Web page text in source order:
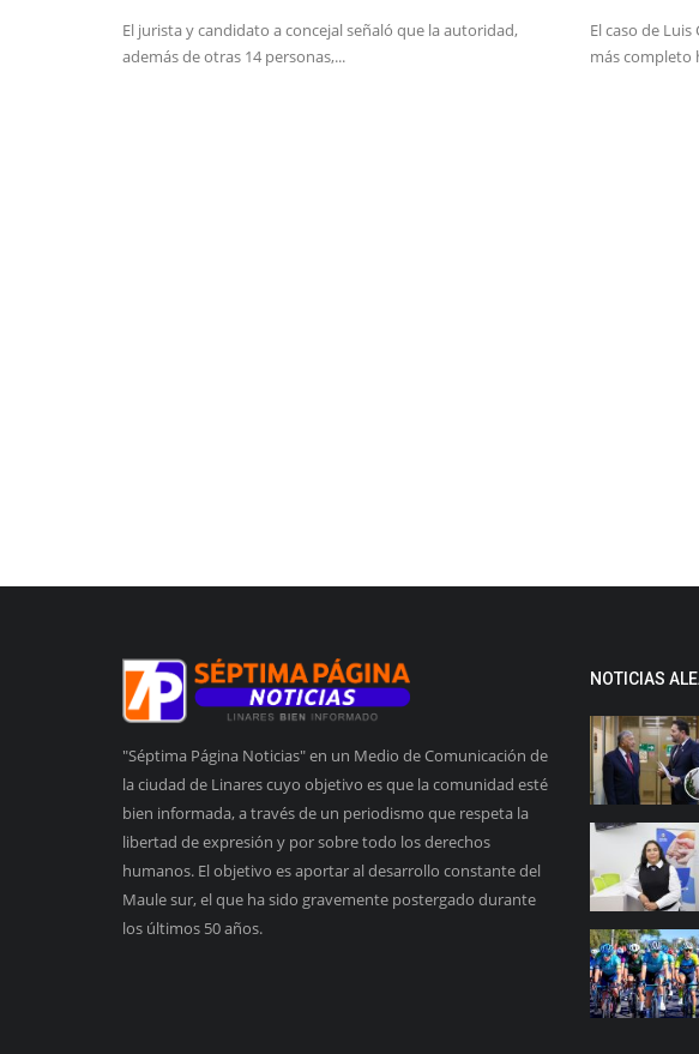
El jurista y candidato a concejal señaló que la autoridad,
además de otras 14 personas,...
El caso de
más completo
"Séptima Página Noticias" en un Medio de Comunicación de
la ciudad de Linares cuyo objetivo es que la comunidad esté
bien informada, a través de un periodismo que respeta la
libertad de expresión y por sobre todo los derechos
humanos. El objetivo es aportar al desarrollo constante del
Maule sur, el que ha sido gravemente postergado durante
los últimos 50 años.
NOTICIAS